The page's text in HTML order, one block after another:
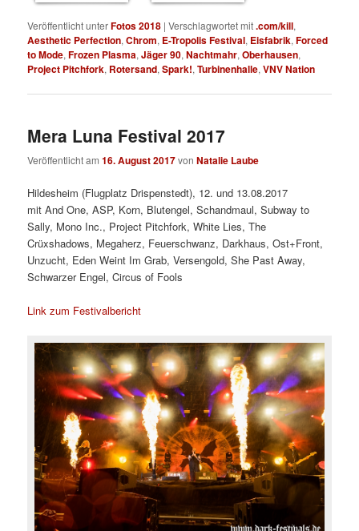
Veröffentlicht unterFotos 2018 |Verschlagwortet mit.com/kill,
Aesthetic Perfection,Chrom, E-Tropolis Festival, Eisfabrik,Forced
to Mode,Frozen Plasma,Jäger 90,Nachtmahr,Oberhausen,
Project Pitchfork, Rotersand,Spark!,Turbinenhalle,VNV Nation
Mera Luna Festival 2017
Veröffentlicht am16. August 2017vonNatalie Laube
Hildesheim (Flugplatz Drispenstedt), 12. und 13.08.2017
mit And One, ASP, Korn, Blutengel, Schandmaul, Subway to
Sally, Mono Inc., Project Pitchfork, White Lies, The
Crüxshadows, Megaherz, Feuerschwanz, Darkhaus, Ost+Front,
Unzucht, Eden Weint Im Grab, Versengold, She Past Away,
Schwarzer Engel, Circus of Fools
Link zum Festivalbericht